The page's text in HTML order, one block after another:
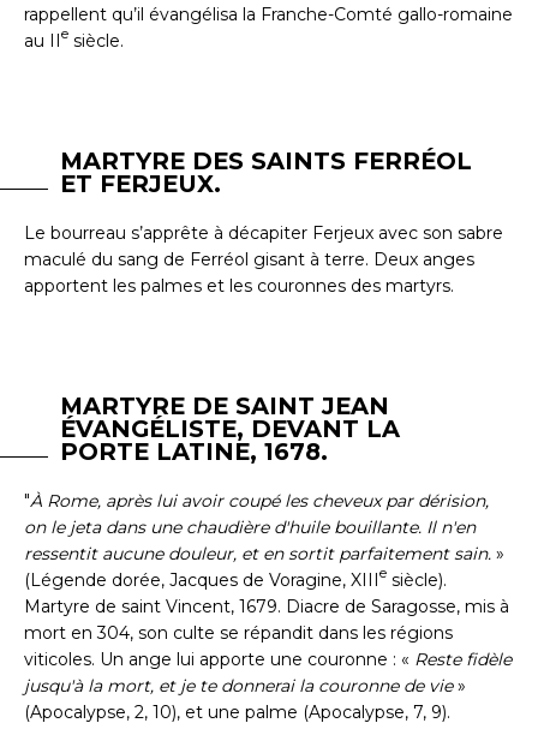
rappellent qu’il évangélisa la Franche-Comté gallo-romaine
au IIe siècle.
MARTYRE DES SAINTS FERRÉOL
ET FERJEUX.
Le bourreau s’apprête à décapiter Ferjeux avec son sabre
maculé du sang de Ferréol gisant à terre. Deux anges
apportent les palmes et les couronnes des martyrs.
MARTYRE DE SAINT JEAN
ÉVANGÉLISTE, DEVANT LA
PORTE LATINE, 1678.
"À Rome, après lui avoir coupé les cheveux par dérision,
on le jeta dans une chaudière d'huile bouillante. Il n'en
ressentit aucune douleur, et en sortit parfaitement sain. »
(Légende dorée, Jacques de Voragine, XIIIe siècle).
Martyre de saint Vincent, 1679. Diacre de Saragosse, mis à
mort en 304, son culte se répandit dans les régions
viticoles. Un ange lui apporte une couronne : « Reste fidèle
jusqu'à la mort, et je te donnerai la couronne de vie»
(Apocalypse, 2, 10), et une palme (Apocalypse, 7, 9).